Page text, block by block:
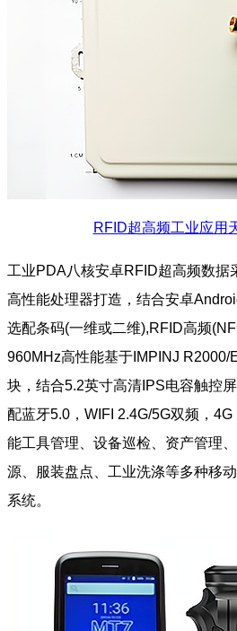
RFID超高频工业应用
工业PDA八核安卓RFID超高频数据
高性能处理器打造，结合安卓
选配条码(一维或二维),RFID高频
960MHz高性能基于IMPINJ R2000/
块，结合5.2英寸高清IPS电容触控
配蓝牙5.0，WIFI 2.4G/5G双频，
能工具管理、设备巡检、资产管理
源、服装盘点、工业洗涤等多种移
系统。